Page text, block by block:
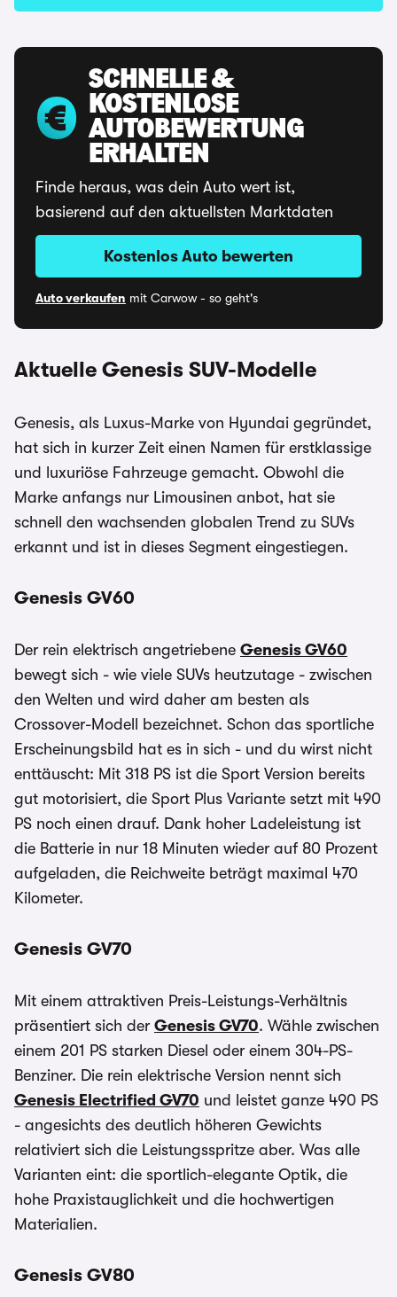
SCHNELLE &
KOSTENLOSE
AUTOBEWERTUNG
ERHALTEN
Finde heraus, was dein Auto wert ist,
basierend auf den aktuellsten Marktdaten
Kostenlos Auto bewerten
Auto verkaufen mit Carwow - so geht's
Aktuelle Genesis SUV-Modelle
Genesis, als Luxus-Marke von Hyundai gegründet,
hat sich in kurzer Zeit einen Namen für erstklassige
und luxuriöse Fahrzeuge gemacht. Obwohl die
Marke anfangs nur Limousinen anbot, hat sie
schnell den wachsenden globalen Trend zu SUVs
erkannt und ist in dieses Segment eingestiegen.
Genesis GV60
Der rein elektrisch angetriebene Genesis GV60
bewegt sich - wie viele SUVs heutzutage - zwischen
den Welten und wird daher am besten als
Crossover-Modell bezeichnet. Schon das sportliche
Erscheinungsbild hat es in sich - und du wirst nicht
enttäuscht: Mit 318 PS ist die Sport Version bereits
gut motorisiert, die Sport Plus Variante setzt mit 490
PS noch einen drauf. Dank hoher Ladeleistung ist
die Batterie in nur 18 Minuten wieder auf 80 Prozent
aufgeladen, die Reichweite beträgt maximal 470
Kilometer.
Genesis GV70
Mit einem attraktiven Preis-Leistungs-Verhältnis
präsentiert sich der Genesis GV70. Wähle zwischen
einem 201 PS starken Diesel oder einem 304-PS-
Benziner. Die rein elektrische Version nennt sich
Genesis Electrified GV70 und leistet ganze 490 PS
- angesichts des deutlich höheren Gewichts
relativiert sich die Leistungsspritze aber. Was alle
Varianten eint: die sportlich-elegante Optik, die
hohe Praxistauglichkeit und die hochwertigen
Materialien.
Genesis GV80